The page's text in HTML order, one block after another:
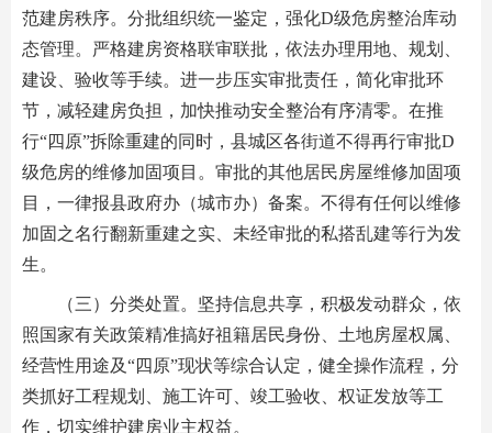
范建房秩序。分批组织统一鉴定，强化D级危房整治库动
态管理。严格建房资格联审联批，依法办理用地、规划、
建设、验收等手续。进一步压实审批责任，简化审批环
节，减轻建房负担，加快推动安全整治有序清零。在推
行“四原”拆除重建的同时，县城区各街道不得再行审批D
级危房的维修加固项目。审批的其他居民房屋维修加固项
目，一律报县政府办（城市办）备案。不得有任何以维修
加固之名行翻新重建之实、未经审批的私搭乱建等行为发
生。
（三）分类处置。坚持信息共享，积极发动群众，依
照国家有关政策精准搞好祖籍居民身份、土地房屋权属、
经营性用途及“四原”现状等综合认定，健全操作流程，分
类抓好工程规划、施工许可、竣工验收、权证发放等工
作，切实维护建房业主权益。